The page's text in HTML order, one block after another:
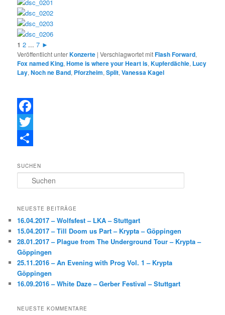
1 2 ... 7 ►
Veröffentlicht unterKonzerte |Verschlagwortet mitFlash Forward,
Fox named King,Home is where your Heart is,Kupferdächle, Lucy
Lay,Noch ne Band, Pforzheim,Split,Vanessa Kagel
F
a
e
b
o
k
T
i
t
e
r
e
i
e
n
SUCHEN
u
h
n
NEUESTE BEITRÄGE
16.04.2017 – Wolfsfest – LKA – Stuttgart
15.04.2017 – Till Doom us Part – Krypta – Göppingen
28.01.2017 – Plague from The Underground Tour – Krypta –
Göppingen
25.11.2016 – An Evening with Prog Vol. 1 – Krypta
Göppingen
16.09.2016 – White Daze – Gerber Festival – Stuttgart
NEUESTE KOMMENTARE